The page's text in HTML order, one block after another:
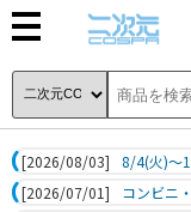
[2026/08/03]
8/4(火)～
[2026/07/01]
コンビニ